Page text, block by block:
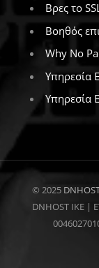
Βρες το
Βοηθός
Why No
Υπηρεσία
Υπηρεσία
© 2025
DNHOST IKE